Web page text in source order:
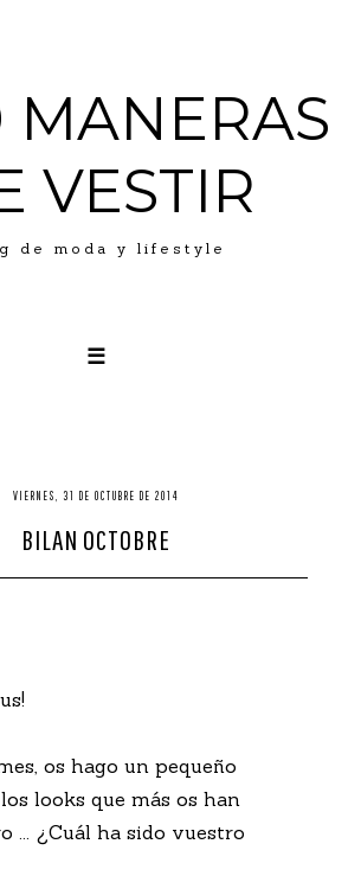
MANERAS
VESTIR
de moda y lifestyle
☰
PRESS
CONTACTO
VIERNES, 31 DE OCTUBRE DE 2014
BILAN OCTOBRE
os hago un pequeño
looks que más os han
... ¿Cuál ha sido vuestro